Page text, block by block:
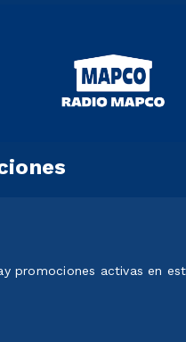
promociones activas en